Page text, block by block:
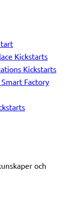
Kickstarts
Kickstarts
Factory
och